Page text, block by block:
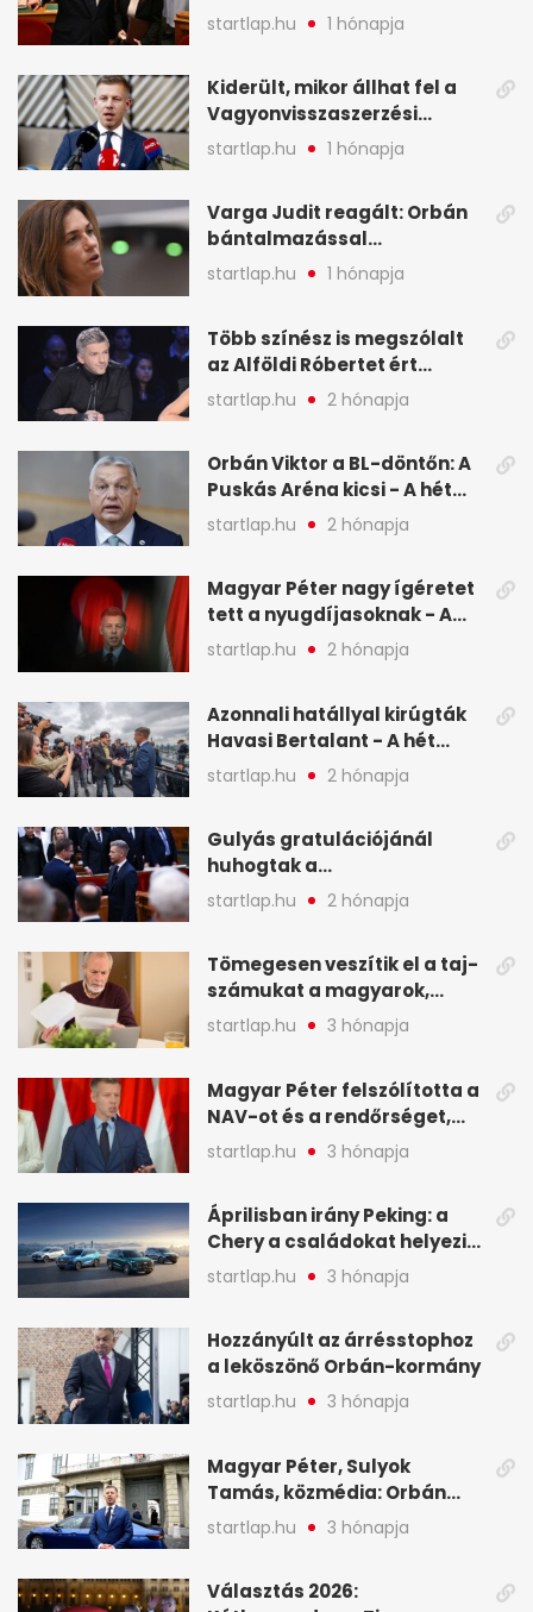
legfontosabb hírei
képekben
startlap.hu 1 hónapja
Kiderült, mikor állhat fel a
Vagyonvisszaszerzési
Hivatal - A hét legfontosabb
hírei képekben
startlap.hu 1 hónapja
Varga Judit reagált: Orbán
bántalmazással
kapcsolatban emlegette - A
hét legfontosabb hírei
startlap.hu 1 hónapja
Több színész is megszólalt
az Alföldi Róbertet ért
vádakról - A hét
legfontosabb hírei
startlap.hu 2 hónapja
Orbán Viktor a BL-döntőn: A
Puskás Aréna kicsi - A hét
legfontosabb hírei képeken
startlap.hu 2 hónapja
Magyar Péter nagy ígéretet
tett a nyugdíjasoknak - A
hét legfontosabb hírei
képekben
startlap.hu 2 hónapja
Azonnali hatállyal kirúgták
Havasi Bertalant - A hét
legfontosabb hírei
képekben
startlap.hu 2 hónapja
Gulyás gratulációjánál
huhogtak a
leghangosabban, miután
Magyart miniszterelnökké
legfontosabb hírei
képekben
startlap.hu 2 hónapja
Tömegesen veszítik el a taj-
számukat a magyarok,
sokak ellen eljárást indít a
NAV - A hét hírei képekben
startlap.hu 3 hónapja
Magyar Péter felszólította a
NAV-ot és a rendőrséget,
tartóztassák le a NER-es
oligarchákat - A hét
startlap.hu 3 hónapja
Áprilisban irány Peking: a
Chery a családokat helyezi
globális mobilitási
programja középpontjába
startlap.hu 3 hónapja
Hozzányúlt az árrésstophoz
a leköszönő Orbán-kormány
startlap.hu 3 hónapja
Magyar Péter, Sulyok
Tamás, közmédia: Orbán
Viktor április 13. óta hallgat,
közben pörögnek az
startlap.hu 3 hónapja
Választás 2026: